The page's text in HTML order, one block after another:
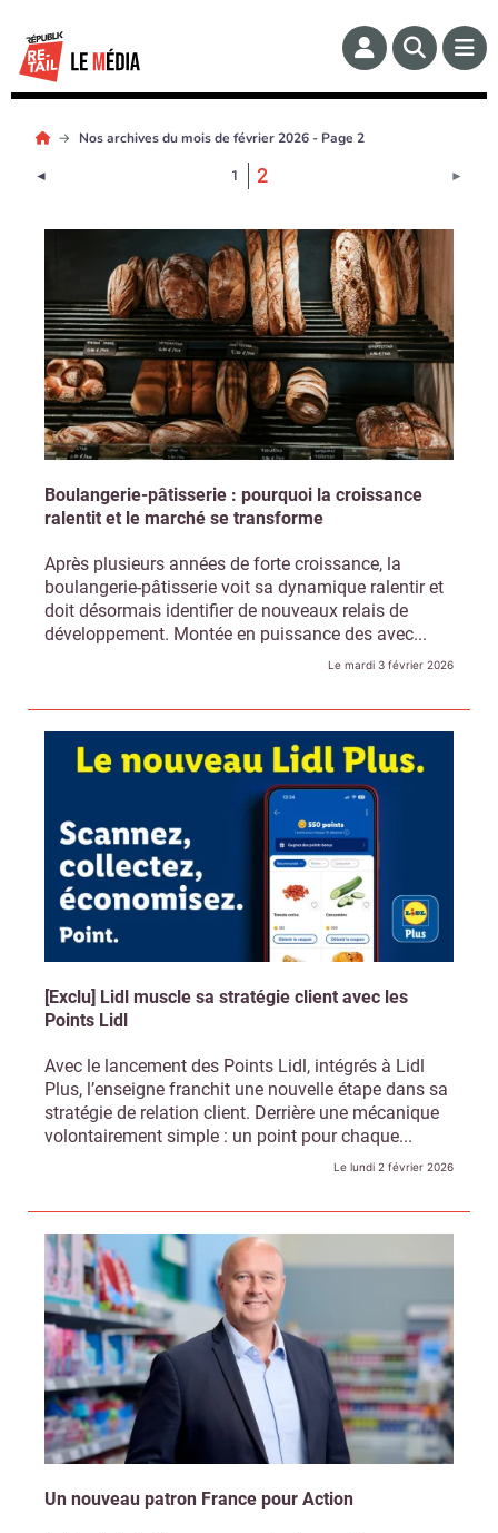
Nos archives du mois de février 2026 - Page 2
◄ 1 2 ►
Boulangerie-pâtisserie : pourquoi la croissance
ralentit et le marché se transforme
Après plusieurs années de forte croissance, la
boulangerie-pâtisserie voit sa dynamique ralentir et
doit désormais identifier de nouveaux relais de
développement. Montée en puissance des avec...
Le mardi 3 février 2026
[Exclu] Lidl muscle sa stratégie client avec les
Points Lidl
Avec le lancement des Points Lidl, intégrés à Lidl
Plus, l’enseigne franchit une nouvelle étape dans sa
stratégie de relation client. Derrière une mécanique
volontairement simple : un point pour chaque...
Le lundi 2 février 2026
Un nouveau patron France pour Action